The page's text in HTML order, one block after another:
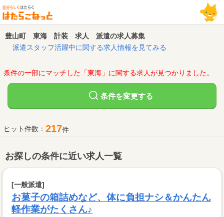
豊山町 東海 計装 求人 派遣の求人募集
派遣スタッフ活躍中に関する求人情報を見てみる
条件の一部にマッチした「東海」に関する求人が見つかりました。
条件を変更する
ヒット件数： 217件
お探しの条件に近い求人一覧
[一般派遣]
お菓子の箱詰めなど、体に負担ナシ＆かんたん
軽作業がたくさん♪